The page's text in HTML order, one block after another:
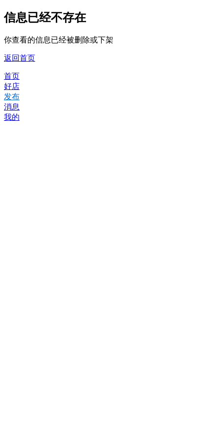
信息已经不存在
你查看的信息已经被删除或下架
返回首页
首页
好店
发布
消息
我的